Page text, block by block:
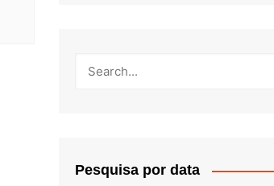
Pesquisa por data